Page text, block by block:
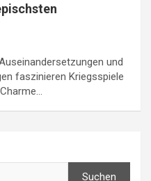
und
faszinieren Kriegsspiele
Suchen